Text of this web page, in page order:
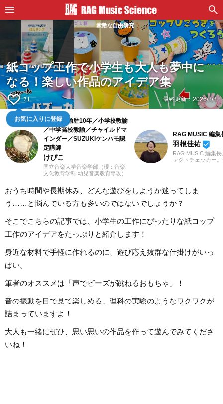
素敵な自由研究
紙コップ工作で小学生も大人も夢中に
なる！楽しい作品のアイデア集
favorite_border 71
お気に入りに登録
最終更新： 2026/8/8
幼稚園教諭歴10年／小学校教諭
／中学高校教諭／チャイルドマ
インダー／SUZUKIケンハモ認
定講師
けぴこ
国立音楽大学音楽学部（現：音楽
文化教育学科 幼児音楽教育専攻）
家の草場純先生が担任でした。大
学卒業後は幼稚園教諭として10年
間、学童保育指導員として7年間勤
務した後、シンガポールのインタ
として赴任。音楽教育だけでな
く、日本文化や伝承遊び、レクリ
エーションなども伝える活動をお
こない、多くの子供たちと関わっ
フリーランスライター、企画、編
集の仕事を通して楽しい大人との
インプットとアウトプットを大切
に実践に役立つ情報をお届けしま
す。趣味は楽器、歌、手作り、お
アウトドア、本、工作、クラフ
RAG MUSIC 編集
羽根佳祐 beenhere
RAG MUSIC 編集
ァクトチェッカー
ト、高校以降はバ
楽曲紹介記事をは
ートなど、自身の
までの業務で培っ
います。
おうち時間や長期休み、どんな遊びをしようか迷ってしま
う……と悩んでいる方も多いのではないでしょうか？
そこでこちらの記事では、小学生の工作にぴったりな紙コップ
工作のアイデアをたっぷりと紹介します！
身近な材料で手軽に作れるのに、遊び応え抜群な仕掛けがいっ
ぱい。
筆者のオススメは「声でビーズが跳ねるおもちゃ」！
音の振動を目で見て楽しめる、理科の実験のようなワクワクが
詰まっていますよ！
大人も一緒にぜひ、思い思いの作品を作って遊んでみてくださ
いね！